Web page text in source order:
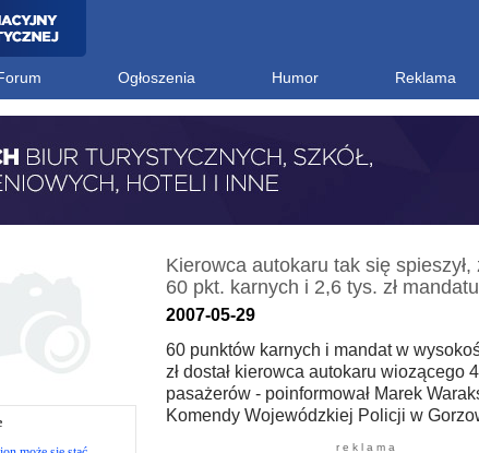
Ogłoszenia Humor Reklama
Kierowca autokaru tak się spieszył,
60 pkt. karnych i 2,6 tys. zł mandatu
2007-05-29
60 punktów karnych i mandat w
zł dostał kierowca autokaru wiozącego
pasażerów - poinformował Marek
Komendy Wojewódzkiej Policji w
r e k l a m a